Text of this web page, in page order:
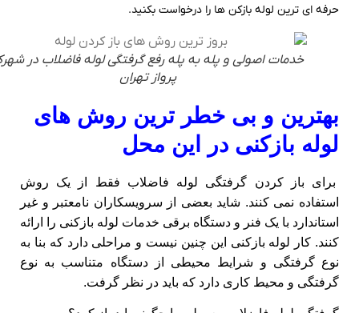
حرفه ای ترین لوله بازکن ها را درخواست بکنید.
خدمات اصولی و پله به پله رفع گرفتگی لوله فاضلاب در شهرک
پرواز تهران
بهترین و بی خطر ترین روش های
لوله بازکنی در این محل
برای باز کردن گرفتگی لوله فاضلاب فقط از یک روش
استفاده نمی کنند. شاید بعضی از سرویسکاران نامعتبر و غیر
استاندارد با یک فنر و دستگاه برقی خدمات لوله بازکنی را ارائه
کنند. کار لوله بازکنی این چنین نیست و مراحلی دارد که بنا به
نوع گرفتگی و شرایط محیطی از دستگاه متناسب به نوع
گرفتگی و محیط کاری دارد که باید در نظر گرفت.